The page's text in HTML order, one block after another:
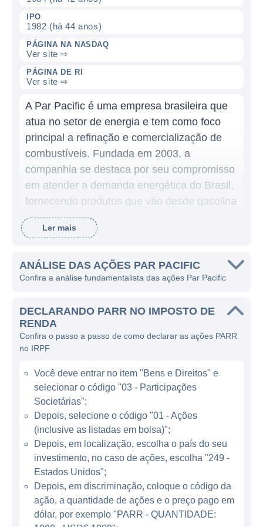
IPO
1982 (há 44 anos)
PÁGINA NA NASDAQ
Ver site ⇨
PÁGINA DE RI
Ver site ⇨
A Par Pacific é uma empresa brasileira que
atua no setor de energia e tem como foco
principal a refinação e comercialização de
combustíveis. Fundada em 2003, a
companhia se destaca por seu compromisso
em atender a demanda energética do Brasil,
fornecendo produtos que vão desde gasolina
e diesel até produtos químicos auxiliares
para a indústria.
A Par Pacific ganhou destaque no cenário
brasileiro com a operação da refinaria de oil
com o passar dos anos, expandiu suas
operações para outras regiões do país. A
empresa se posiciona como um agente
importante no fornecimento de combustíveis
essenciais, que são utilizados tanto no setor
comercial quanto no residencial, além de
atender a demanda das indústrias e do
agronegócio.
ATUAÇÃO DA PAR PACIFIC
A Par Pacific atua em diversas linhas de
negócios dentro do setor de energia, sendo
alguns de seus principais focos a refinação
de petróleo, a distribuição de combustíveis, e
Ler mais
ANÁLISE DAS AÇÕES PAR PACIFIC
Confira a análise fundamentalista das ações Par Pacific
DECLARANDO PARR NO IMPOSTO DE
RENDA
Confira o passo a passo de como declarar as ações PARR
no IRPF
Você deve entrar no item "Bens e Direitos" e
selecionar o código "03 - Participações
Societárias";
Depois, selecione o código "01 - Ações
(inclusive as listadas em bolsa)";
Depois, em localização, escolha o país do seu
investimento, no caso de ações, escolha "249 -
Estados Unidos";
Depois, em discriminação, coloque o código da
ação, a quantidade de ações e o preço pago em
dólar, por exemplo "PARR - QUANTIDADE: